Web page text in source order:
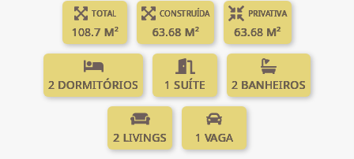
TOTAL
108.7 M²
CONSTRUÍDA
63.68 M²
PRIVATIVA
63.68 M²
2 DORMITÓRIOS 1 SUÍTE 2 BANHEIROS
2 LIVINGS 1 VAGA